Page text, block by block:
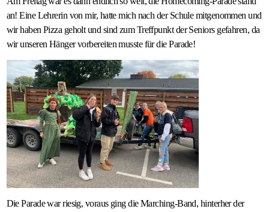
an! Eine Lehrerin von mir, hatte mich nach der Schule mitgenommen und
wir haben Pizza geholt und sind zum Treffpunkt der Seniors gefahren, da
wir unseren Hänger vorbereiten musste für die Parade!
Die Parade war riesig, voraus ging die Marching-Band, hinterher der